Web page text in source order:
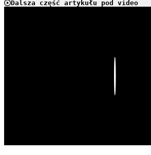
Dalsza część artykułu pod video